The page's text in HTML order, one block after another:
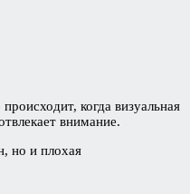
когда визуальная
внимание.
но и плохая